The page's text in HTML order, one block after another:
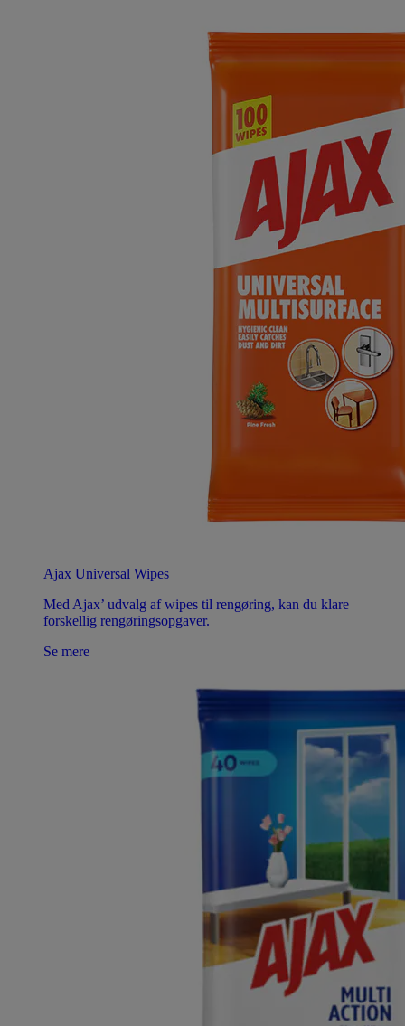
Ajax Universal Wipes
Med Ajax’ udvalg af wipes til rengøring, kan du klare
forskellig rengøringsopgaver.
Se mere